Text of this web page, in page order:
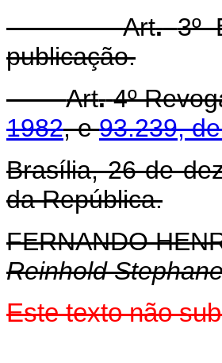
Art. 3º
publicação.
Art. 4º
1982, e93.239,
Brasília, 26 de
da República.
FERNANDO
Reinhold
Este texto não